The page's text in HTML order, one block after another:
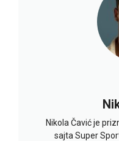
Nikola Čavić je
sajta Super